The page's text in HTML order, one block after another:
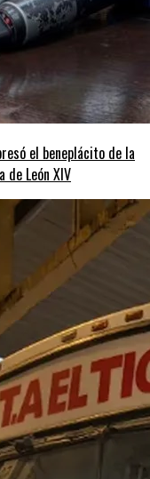
el beneplácito de la
León XIV